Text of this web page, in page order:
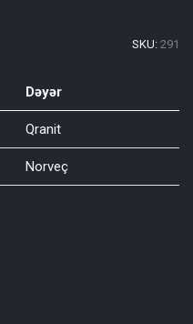
SKU: 291
Dəyər
Qranit
Norveç